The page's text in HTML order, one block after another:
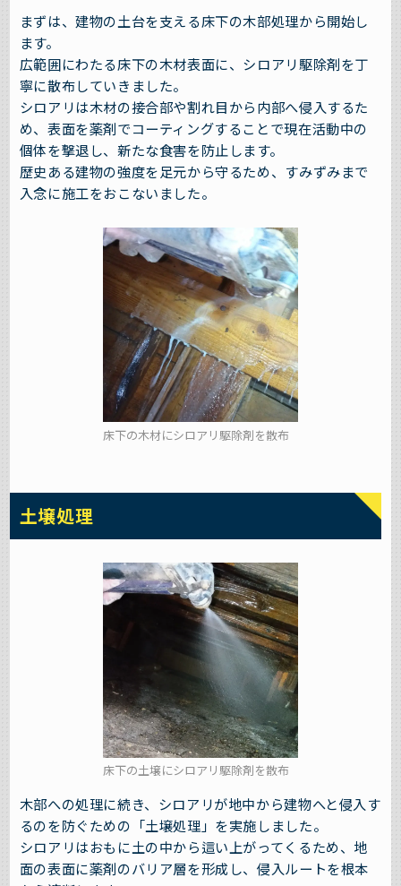
まずは、建物の土台を支える床下の木部処理から開始し
ます。
広範囲にわたる床下の木材表面に、シロアリ駆除剤を丁
寧に散布していきました。
シロアリは木材の接合部や割れ目から内部へ侵入するた
め、表面を薬剤でコーティングすることで現在活動中の
個体を撃退し、新たな食害を防止します。
歴史ある建物の強度を足元から守るため、すみずみまで
入念に施工をおこないました。
床下の木材にシロアリ駆除剤を散布
土壌処理
床下の土壌にシロアリ駆除剤を散布
木部への処理に続き、シロアリが地中から建物へと侵入す
るのを防ぐための「土壌処理」を実施しました。
シロアリはおもに土の中から這い上がってくるため、地
面の表面に薬剤のバリア層を形成し、侵入ルートを根本